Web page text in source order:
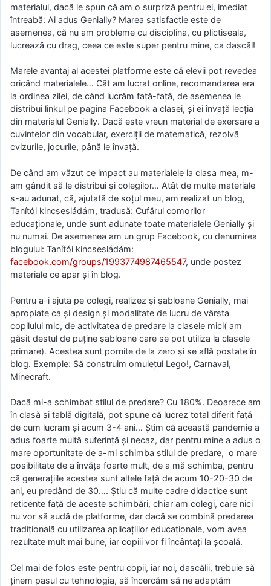
materialul, dacă le spun că am o surpriză pentru ei, imediat
întreabă: Ai adus Genially? Marea satisfacție este de
asemenea, că nu am probleme cu disciplina, cu plictiseala,
lucrează cu drag, ceea ce este super pentru mine, ca dascăl!
Marele avantaj al acestei platforme este că elevii pot revedea
oricând materialele… Cât am lucrat online, recomandarea era
la ordinea zilei, de când lucrăm față-față, de asemenea le
distribui linkul pe pagina Facebook a clasei, și ei învață lecția
din materialul Genially. Dacă este vreun material de exersare a
cuvintelor din vocabular, exerciții de matematică, rezolvă
cvizurile, jocurile, până le învață.
De când am văzut ce impact au materialele la clasa mea, m-
am gândit să le distribui și colegilor… Atât de multe materiale
s-au adunat, că, ajutată de soțul meu, am realizat un blog,
Tanítói kincsesládám, tradusă: Cufărul comorilor
educaționale, unde sunt adunate toate materialele Genially și
nu numai. De asemenea am un grup Facebook, cu denumirea
blogului: Tanítói kincsesládám:
facebook.com/groups/1993774987465547, unde postez
materiale ce apar și în blog.
Pentru a-i ajuta pe colegi, realizez și șabloane Genially, mai
apropiate ca și design și modalitate de lucru de vârsta
copilului mic, de activitatea de predare la clasele mici( am
găsit destul de puține șabloane care se pot utiliza la clasele
primare). Acestea sunt pornite de la zero și se află postate în
blog. Exemple: Să construim omulețul Lego!, Carnaval,
Minecraft.
Dacă mi-a schimbat stilul de predare? Cu 180%. Deoarece am
în clasă și tablă digitală, pot spune că lucrez total diferit față
de cum lucram și acum 3-4 ani… Știm că această pandemie a
adus foarte multă suferință și necaz, dar pentru mine a adus o
mare oportunitate de a-mi schimba stilul de predare, o mare
posibilitate de a învăța foarte mult, de a mă schimba, pentru
că generațiile acestea sunt altele față de acum 10-20-30 de
ani, eu predând de 30…. Știu că multe cadre didactice sunt
reticente față de aceste schimbări, chiar am colegi, care nici
nu vor să audă de platforme, dar dacă se combină predarea
tradițională cu utilizarea aplicațiilor educaționale, vom avea
rezultate mult mai bune, iar copiii vor fi încântați la școală.
Cel mai de folos este pentru copii, iar noi, dascălii, trebuie să
ținem pasul cu tehnologia, să încercăm să ne adaptăm